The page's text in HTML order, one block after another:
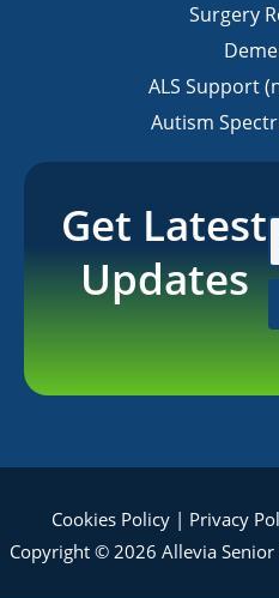
Surgery
ALS Support
Autism
Get Latest
Updates
Cookies Policy | Privacy
Copyright © 2026 Allevia